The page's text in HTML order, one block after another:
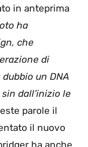
in anteprima
ha
che
di
un DNA
dall’inizio le
parole il
il nuovo
ha anche